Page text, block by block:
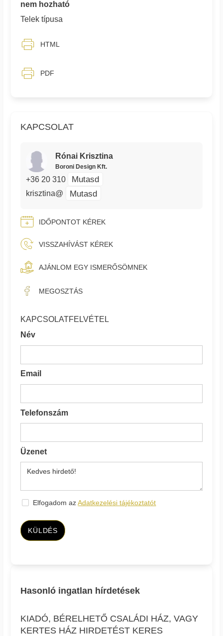
KAPCSOLAT
Rónai Krisztina
Boroni Design Kft.
+36 20 310 Mutasd
krisztina@ Mutasd
IDŐPONTOT KÉREK
VISSZAHÍVÁST KÉREK
AJÁNLOM EGY ISMERŐSÖMNEK
MEGOSZTÁS
KAPCSOLATFELVÉTEL
Név
Email
Telefonszám
Üzenet
Elfogadom azAdatkezelési tájékoztatót
KÜLDÉS
nem hozható
Telek típusa
HTML
PDF
Hasonló ingatlan hírdetések
KIADÓ, BÉRELHETŐ CSALÁDI HÁZ, VAGY
KERTES HÁZ HIRDETÉST KERES